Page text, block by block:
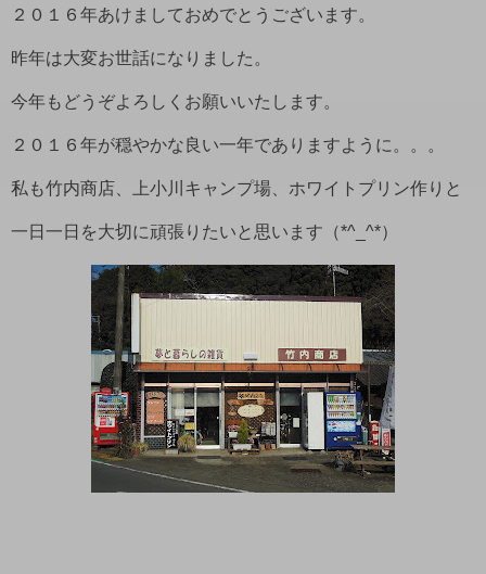
２０１６年あけましておめでとうございます。
昨年は大変お世話になりました。
今年もどうぞよろしくお願いいたします。
２０１６年が穏やかな良い一年でありますように。。。
私も竹内商店、上小川キャンプ場、ホワイトプリン作りと
一日一日を大切に頑張りたいと思います（*^_^*）